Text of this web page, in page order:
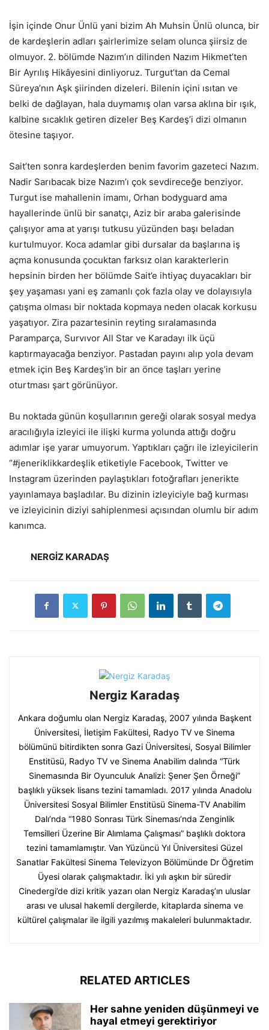
İşin içinde Onur Ünlü yani bizim Ah Muhsin Ünlü olunca, bir
de kardeşlerin adları şairlerimize selam olunca şiirsiz de
olmuyor. 2. bölümde Nazım’ın dilinden Nazım Hikmet’ten
Bir Ayrılış Hikâyesini dinliyoruz. Turgut’tan da Cemal
Süreya’nın Aşk şiirinden dizeleri. Bilenin içini ısıtan ve
belki de dağlayan, hala duymamış olan varsa aklına bir ışık,
kalbine sıcaklık getiren dizeler Beş Kardeş’i dizi olmanın
ötesine taşıyor.
Sait’ten sonra kardeşlerden benim favorim gazeteci Nazım.
Nadir Sarıbacak bize Nazım’ı çok sevdireceğe benziyor.
Turgut ise mahallenin imamı, Orhan bodyguard ama
hayallerinde ünlü bir sanatçı, Aziz bir araba galerisinde
çalışıyor ama at yarışı tutkusu yüzünden başı beladan
kurtulmuyor. Koca adamlar gibi dursalar da başlarına iş
açma konusunda çocuktan farksız olan karakterlerin
hepsinin birden her bölümde Sait’e ihtiyaç duyacakları bir
şey yaşaması yani eş zamanlı çok fazla olay ve dolayısıyla
çatışma olması bir noktada kopmaya neden olacak korkusu
yaşatıyor. Zira pazartesinin reyting sıralamasında
Paramparça, Survıvor All Star ve Karadayı ilk üçü
kaptırmayacağa benziyor. Pastadan payını alıp yola devam
etmek için Beş Kardeş’in bir an önce taşları yerine
oturtması şart görünüyor.
Bu noktada günün koşullarının gereği olarak sosyal medya
aracılığıyla izleyici ile ilişki kurma yolunda attığı doğru
adımlar işe yarar umuyorum. Yaptıkları çağrı ile izleyicilerin
“#jeneriklikkardeşlik etiketiyle Facebook, Twitter ve
Instagram üzerinden paylaştıkları fotoğrafları jenerikte
yayınlamaya başladılar. Bu dizinin izleyiciyle bağ kurması
ve izleyicinin diziyi sahiplenmesi açısından olumlu bir adım
kanımca.
NERGİZ KARADAŞ
Nergiz Karadaş
Ankara doğumlu olan Nergiz Karadaş, 2007 yılında Başkent
Üniversitesi, İletişim Fakültesi, Radyo TV ve Sinema
bölümünü bitirdikten sonra Gazi Üniversitesi, Sosyal Bilimler
Enstitüsü, Radyo TV ve Sinema Anabilim dalında “Türk
Sinemasında Bir Oyunculuk Analizi: Şener Şen Örneği”
başlıklı yüksek lisans tezini tamamladı. 2017 yılında Anadolu
Üniversitesi Sosyal Bilimler Enstitüsü Sinema-TV Anabilim
Dalı’nda “1980 Sonrası Türk Sineması’nda Zenginlik
Temsilleri Üzerine Bir Alımlama Çalışması” başlıklı doktora
tezini tamamlamıştır. Van Yüzüncü Yıl Üniversitesi Güzel
Sanatlar Fakültesi Sinema Televizyon Bölümünde Dr Öğretim
Üyesi olarak çalışmaktadır. İki yılı aşkın bir süredir
Cinedergi’de dizi kritik yazarı olan Nergiz Karadaş’ın uluslar
arası ve ulusal hakemli dergilerde, kitaplarda sinema ve
kültürel çalışmalar ile ilgili yazılmış makaleleri bulunmaktadır.
RELATED ARTICLES
Her sahne yeniden düşünmeyi ve
hayal etmeyi gerektiriyor